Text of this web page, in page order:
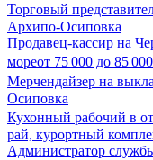
Торговый
Архипо-Осиповка
Продавец-кассир на
мореот 75 000 до 85 000
Мерчендайзер на
Осиповка
Кухонный рабочий в
рай, курортный
Администратор